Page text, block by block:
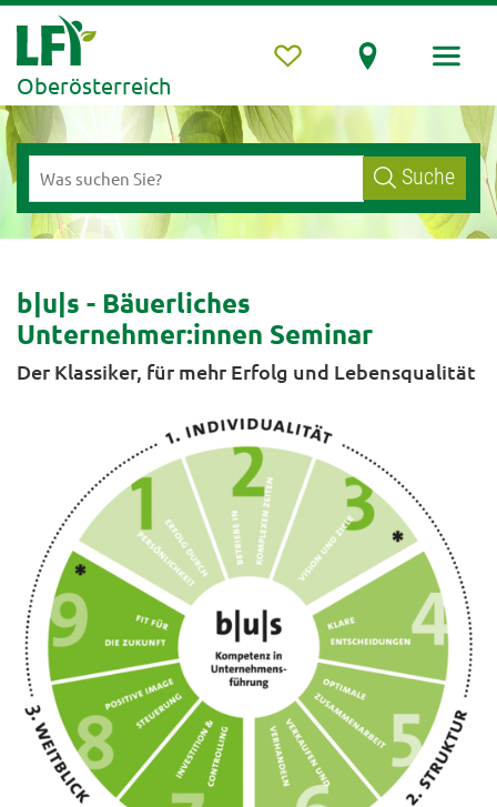
Oberösterreich
Suche
b|u|s - Bäuerliches
Unternehmer:innen Seminar
Der Klassiker, für mehr Erfolg und Lebensqualität